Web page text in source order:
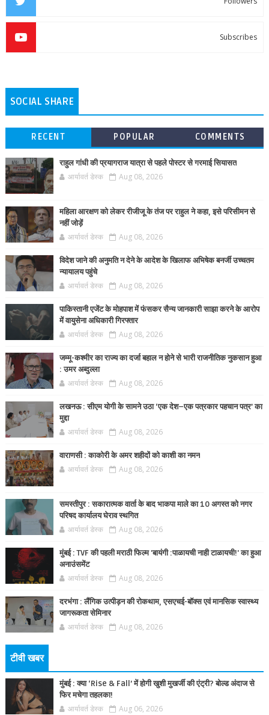
Subscribes
SOCIAL SHARE
RECENT POPULAR COMMENTS
राहुल गांधी की प्रयागराज यात्रा से पहले पोस्टर से गरमाई सियासत
आर्यावर्त डेस्क Aug 08, 2026
महिला आरक्षण को लेकर रीजीजू के तंज पर राहुल ने कहा, इसे परिसीमन से
नहीं जोड़ें
आर्यावर्त डेस्क Aug 08, 2026
विदेश जाने की अनुमति न देने के आदेश के खिलाफ अभिषेक बनर्जी उच्चतम
न्यायालय पहुंचे
आर्यावर्त डेस्क Aug 08, 2026
पाकिस्तानी एजेंट के मोहपाश में फंसकर सैन्य जानकारी साझा करने के आरोप
में वायुसेना अधिकारी गिरफ्तार
आर्यावर्त डेस्क Aug 08, 2026
जम्मू-कश्मीर का राज्य का दर्जा बहाल न होने से भारी राजनीतिक नुकसान हुआ
: उमर अब्दुल्ला
आर्यावर्त डेस्क Aug 08, 2026
लखनऊ : सीएम योगी के सामने उठा ‘एक देश–एक पत्रकार पहचान पत्र’ का
मुद्दा
आर्यावर्त डेस्क Aug 08, 2026
वाराणसी : काकोरी के अमर शहीदों को काशी का नमन
आर्यावर्त डेस्क Aug 08, 2026
समस्तीपुर : सकारात्मक वार्ता के बाद भाकपा माले का 10 अगस्त को नगर
परिषद कार्यालय घेराव स्थगित
आर्यावर्त डेस्क Aug 08, 2026
मुंबई : TVF की पहली मराठी फिल्म 'बायंगी :पाळायची नाही टाळायची!' का हुआ
अनाउंसमेंट
आर्यावर्त डेस्क Aug 08, 2026
दरभंगा : लैंगिक उत्पीड़न की रोकथाम, एसएचई-बॉक्स एवं मानसिक स्वास्थ्य
जागरूकता सेमिनार
आर्यावर्त डेस्क Aug 08, 2026
टीवी खबर
मुंबई : क्या ‘Rise & Fall’ में होगी खुशी मुखर्जी की एंट्री? बोल्ड अंदाज से
फिर मचेगा तहलका!
आर्यावर्त डेस्क Aug 06, 2026